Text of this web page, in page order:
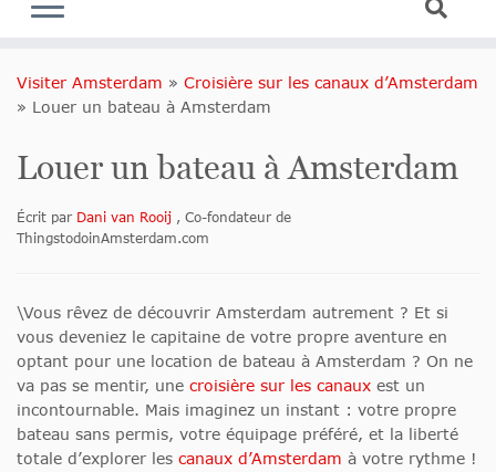
Visiter Amsterdam » Croisière sur les canaux d’Amsterdam
» Louer un bateau à Amsterdam
Louer un bateau à Amsterdam
Écrit par Dani van Rooij , Co-fondateur de
ThingstodoinAmsterdam.com
\Vous rêvez de découvrir Amsterdam autrement ? Et si
vous deveniez le capitaine de votre propre aventure en
optant pour une location de bateau à Amsterdam ? On ne
va pas se mentir, une croisière sur les canaux est un
incontournable. Mais imaginez un instant : votre propre
bateau sans permis, votre équipage préféré, et la liberté
totale d’explorer les canaux d’Amsterdam à votre rythme !